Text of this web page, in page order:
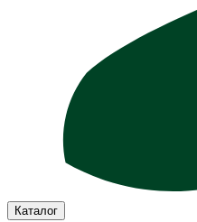
Каталог